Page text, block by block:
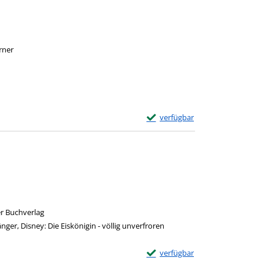
verfügbar
Exemplar-Details von Köln
Buchverlag
Disney: Die Eiskönigin - völlig unverfroren
verfügbar
Exemplar-Details von Ein neuer